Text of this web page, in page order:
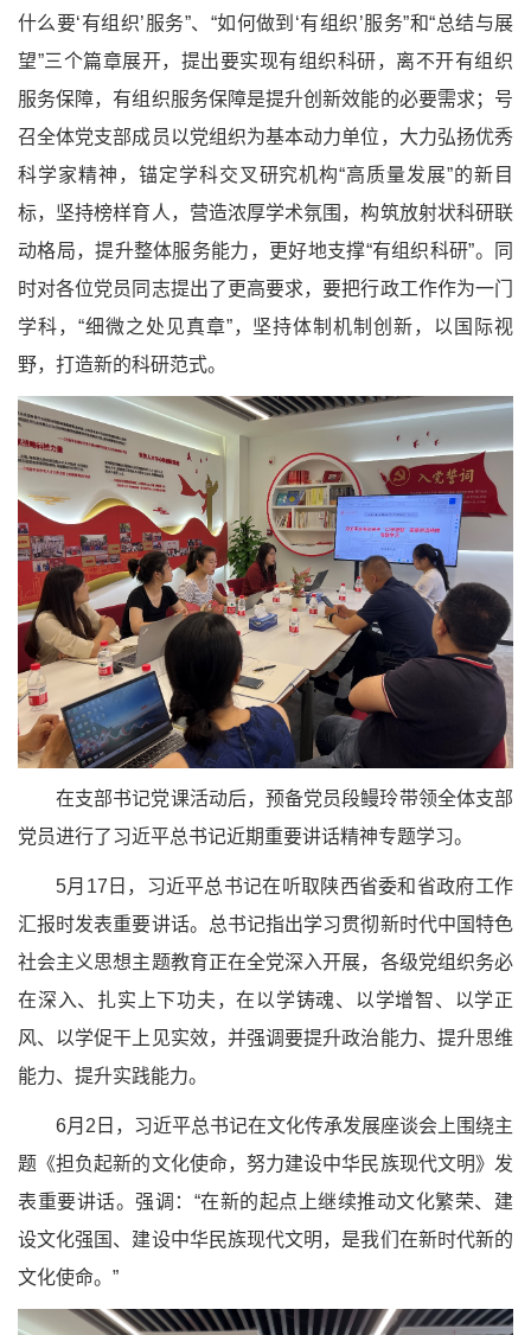
什么要‘有组织’服务”、“如何做到‘有组织’服务”和“总结与展
望”三个篇章展开，提出要实现有组织科研，离不开有组织
服务保障，有组织服务保障是提升创新效能的必要需求；号
召全体党支部成员以党组织为基本动力单位，大力弘扬优秀
科学家精神，锚定学科交叉研究机构“高质量发展”的新目
标，坚持榜样育人，营造浓厚学术氛围，构筑放射状科研联
动格局，提升整体服务能力，更好地支撑“有组织科研”。同
时对各位党员同志提出了更高要求，要把行政工作作为一门
学科，“细微之处见真章”，坚持体制机制创新，以国际视
野，打造新的科研范式。
在支部书记党课活动后，预备党员段鳗玲带领全体支部
党员进行了习近平总书记近期重要讲话精神专题学习。
5月17日，习近平总书记在听取陕西省委和省政府工作
汇报时发表重要讲话。总书记指出学习贯彻新时代中国特色
社会主义思想主题教育正在全党深入开展，各级党组织务必
在深入、扎实上下功夫，在以学铸魂、以学增智、以学正
风、以学促干上见实效，并强调要提升政治能力、提升思维
能力、提升实践能力。
6月2日，习近平总书记在文化传承发展座谈会上围绕主
题《担负起新的文化使命，努力建设中华民族现代文明》发
表重要讲话。强调：“在新的起点上继续推动文化繁荣、建
设文化强国、建设中华民族现代文明，是我们在新时代新的
文化使命。”